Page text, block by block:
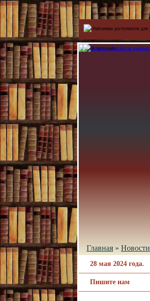
Главная » Новости
28 мая 2024 года.
Пишите нам